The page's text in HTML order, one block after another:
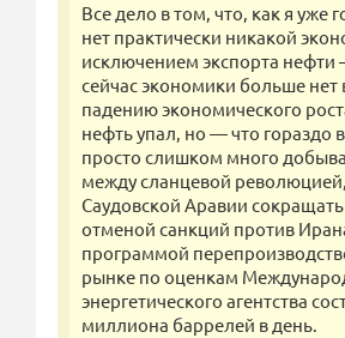
Все дело в том, что, как я уже
нет практически никакой
исключением экспорта нефти
сейчас экономики больше
падению экономического
нефть упал, но — что гораздо
просто слишком много
между сланцевой
Саудовской Аравии
отменой санкций против
программой
рынке по оценкам
энергетического агентства
миллиона баррелей в день.